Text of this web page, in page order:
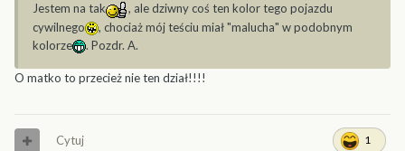
Jestem na tak
, ale dziwny coś ten kolor tego pojazdu
cywilnego
, chociaż mój teściu miał "malucha" w podobnym
kolorze
. Pozdr. A.
O matko to przecież nie ten dział!!!!
1
Cytuj